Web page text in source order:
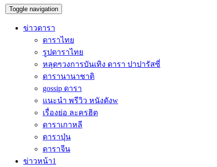
Toggle navigation
ข่าวดารา
ดาราไทย
รูปดาราไทย
หลุดๆวงการบันเทิง ดารา ปาปารัสซี่
ดารานานาชาติ
gossip ดารา
แนะนำ พรีวิว หนังดังw
เรื่องย่อ ละครฮิต
ดาราเกาหลี
ดาราปุ่น
ดาราจีน
ข่าวหน้า1